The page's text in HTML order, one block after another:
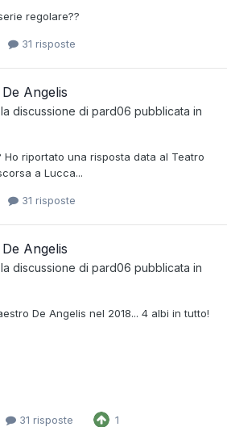
regolare??
31 risposte
Angelis
discussione di pard06 pubblicata in
Ho riportato una risposta data al Teatro
a Lucca...
31 risposte
Angelis
discussione di pard06 pubblicata in
De Angelis nel 2018... 4 albi in tutto!
31 risposte 1